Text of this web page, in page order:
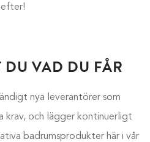
efter!
DU VAD DU FÅR
nya leverantörer som
krav, och lägger kontinuerligt
badrumsprodukter här i vår